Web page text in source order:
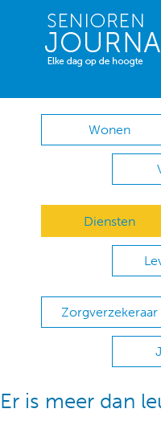
Wonen
Diensten
Zorgverzekeraar
Er is meer dan